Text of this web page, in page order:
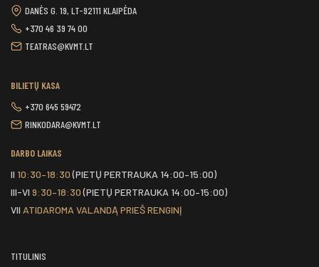
DANĖS G. 19, LT-92111 KLAIPĖDA
+370 46 39 74 00
TEATRAS@KVMT.LT
BILIETŲ KASA
+370 645 59472
RINKODARA@KVMT.LT
DARBO LAIKAS
II 10:30–18:30(PIETŲ PERTRAUKA 14:00–15:00)
III-VI 9:30–18:30(PIETŲ PERTRAUKA 14:00–15:00)
VII ATIDAROMA VALANDĄ PRIEŠ RENGINĮ
TITULINIS